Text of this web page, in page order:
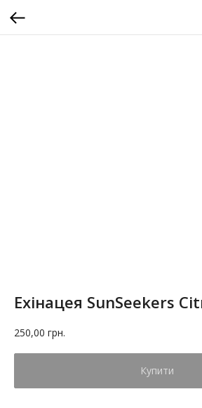
Ехінацея SunSeekers
250,00 грн.
Купити